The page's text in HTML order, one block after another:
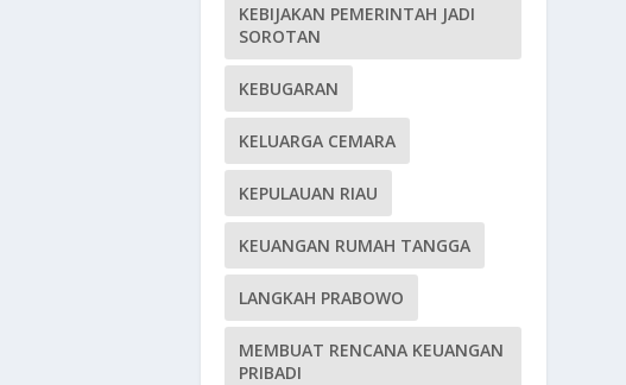
KEBIJAKAN PEMERINTAH JADI
SOROTAN
KEBUGARAN
KELUARGA CEMARA
KEPULAUAN RIAU
KEUANGAN RUMAH TANGGA
LANGKAH PRABOWO
MEMBUAT RENCANA KEUANGAN
PRIBADI